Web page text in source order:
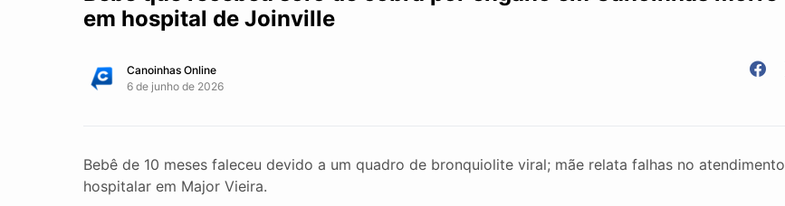
em hospital de Joinville
Canoinhas Online
6 de junho de 2026
Bebê de 10 meses faleceu devido a um quadro de bronquiolite viral; mãe relata falhas no atendimento
hospitalar em Major Vieira.